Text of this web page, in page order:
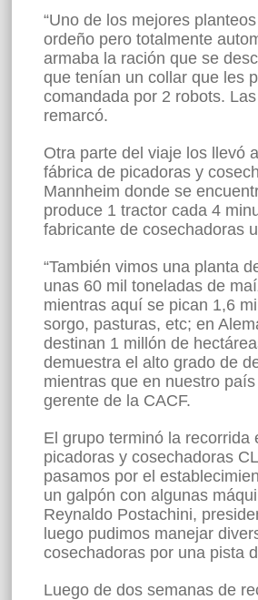
“Uno de los mejores
ordeño pero totalmente
armaba la ración que se
que tenían un collar que les
comandada por 2 robots.
remarcó.
Otra parte del viaje los llevó
fábrica de picadoras y
Mannheim donde se
produce 1 tractor cada 4
fabricante de cosechadoras
“También vimos una planta
unas 60 mil toneladas de
mientras aquí se pican 1,6
sorgo, pasturas, etc; en
destinan 1 millón de
demuestra el alto grado de
mientras que en nuestro
gerente de la CACF.
El grupo terminó la
picadoras y cosechadoras
pasamos por el
un galpón con algunas
Reynaldo Postachini,
luego pudimos manejar
cosechadoras por una pista
Luego de dos semanas de